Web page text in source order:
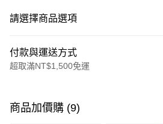
請選擇商品選項
付款與運送方式
超取滿NT$1,500免運
信用卡一次付款
商品加價購 (9)